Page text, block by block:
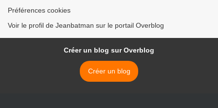
Préférences cookies
Voir le profil de Jeanbatman sur le portail Overblog
Créer un blog sur Overblog
Créer un blog